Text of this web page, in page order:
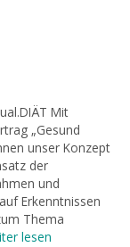
Mit
„Gesund
unser Konzept
der
und
Erkenntnissen
Thema
lesen